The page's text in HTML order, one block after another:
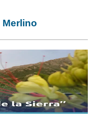
Merlino